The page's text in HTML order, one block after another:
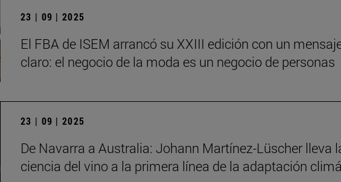
23 | 09 | 2025
El FBA de ISEM arrancó su XXIII edición con un
claro: el negocio de la moda es un negocio de personas
23 | 09 | 2025
De Navarra a Australia: Johann Martínez-Lüscher lleva
ciencia del vino a la primera línea de la adaptación